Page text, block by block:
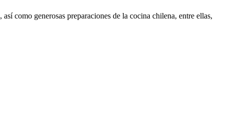
como generosas preparaciones de la cocina chilena, entre ellas,